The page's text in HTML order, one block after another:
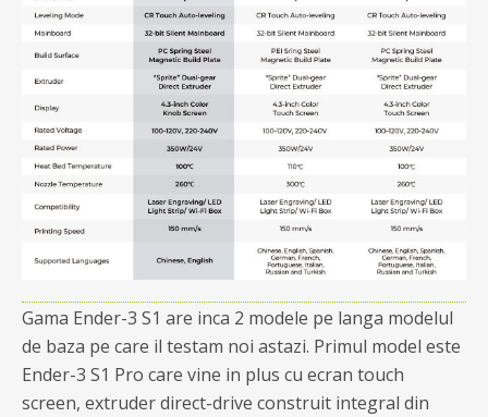
Gama Ender-3 S1 are inca 2 modele pe langa modelul
de baza pe care il testam noi astazi. Primul model este
Ender-3 S1 Pro care vine in plus cu ecran touch
screen, extruder direct-drive construit integral din